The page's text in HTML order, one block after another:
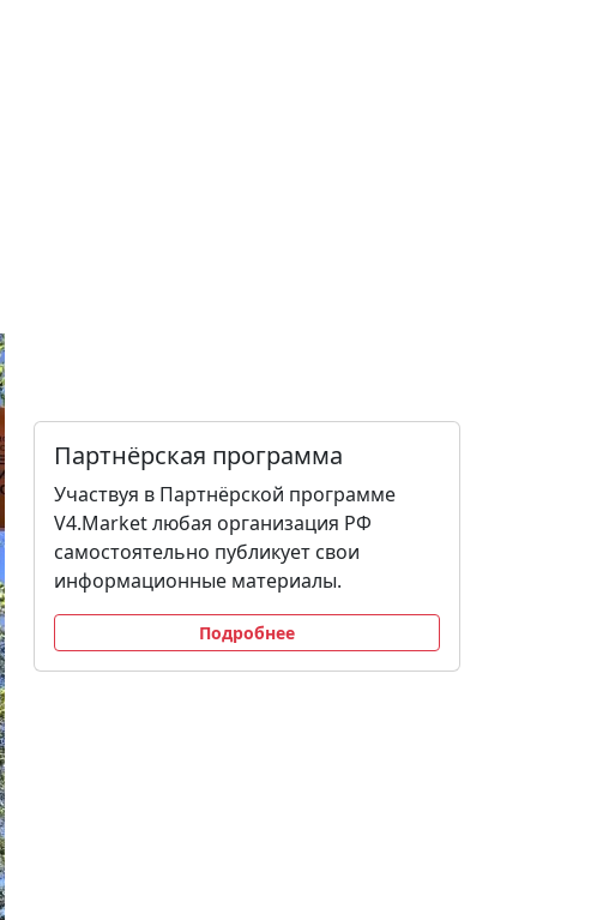
Партнёрская программа
Участвуя в Партнёрской программе
V4.Market любая организация РФ
самостоятельно публикует свои
информационные материалы.
Подробнее